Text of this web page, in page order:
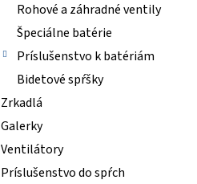
Rohové a záhradné ventily
Špeciálne batérie
Príslušenstvo k batériám
Bidetové spŕšky
Zrkadlá
Galerky
Ventilátory
Príslušenstvo do spŕch